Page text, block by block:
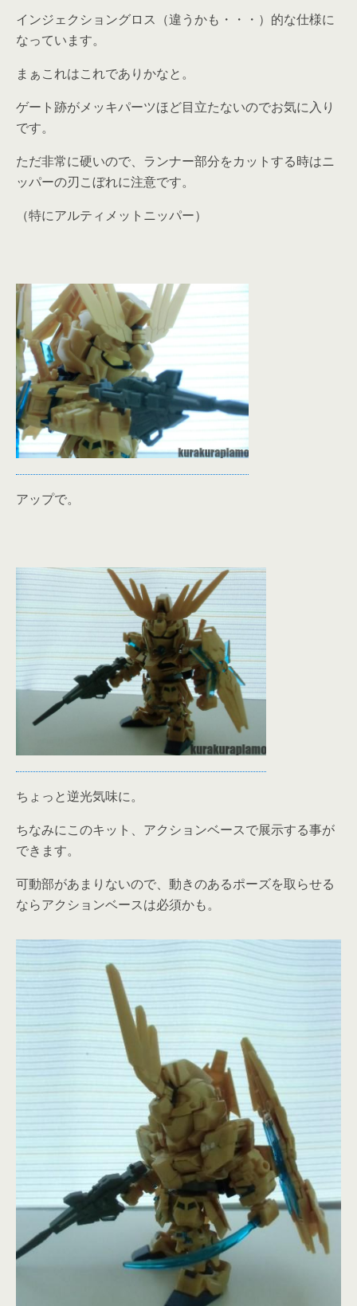
インジェクショングロス（違うかも・・・）的な仕様に
なっています。
まぁこれはこれでありかなと。
ゲート跡がメッキパーツほど目立たないのでお気に入り
です。
ただ非常に硬いので、ランナー部分をカットする時はニ
ッパーの刃こぼれに注意です。
（特にアルティメットニッパー）
アップで。
ちょっと逆光気味に。
ちなみにこのキット、アクションベースで展示する事が
できます。
可動部があまりないので、動きのあるポーズを取らせる
ならアクションベースは必須かも。